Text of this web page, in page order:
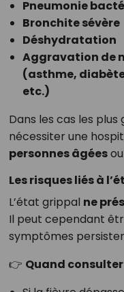
Pneumonie
Bronchite sévère
Déshydratation
Aggravation de
(asthme,
etc.)
Dans les cas les
nécessiter une
personnes âgéesou
Les risques liés à
L’état grippal ne
Il peut cependant
symptômes
👉 Quand